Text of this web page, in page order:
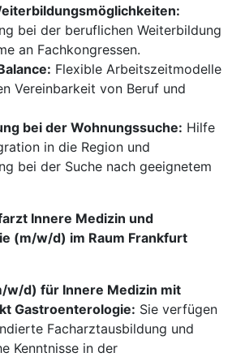
bei der beruflichen Weiterbildung
an Fachkongressen.
Flexible Arbeitszeitmodelle
Vereinbarkeit von Beruf und
bei der Wohnungssuche: Hilfe
in die Region und
bei der Suche nach geeignetem
Innere Medizin und
(m/w/d) im Raum Frankfurt
w/d) für Innere Medizin mit
Gastroenterologie: Sie verfügen
Facharztausbildung und
Kenntnisse in der